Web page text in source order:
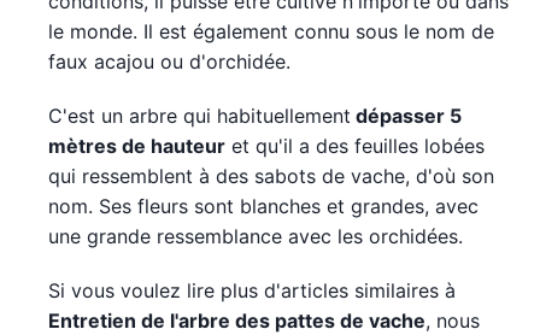
le monde. Il est également connu sous le nom de
faux acajou ou d'orchidée.
C'est un arbre qui habituellement dépasser 5
mètres de hauteur et qu'il a des feuilles lobées
qui ressemblent à des sabots de vache, d'où son
nom. Ses fleurs sont blanches et grandes, avec
une grande ressemblance avec les orchidées.
Si vous voulez lire plus d'articles similaires à
Entretien de l'arbre des pattes de vache, nous